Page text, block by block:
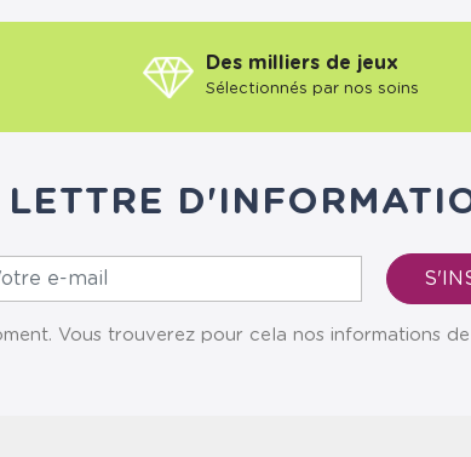
Des milliers de jeux
Sélectionnés par nos soins
LETTRE
Vous trouverez pour cela nos informations